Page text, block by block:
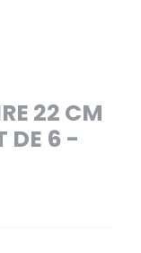
22 CM
DE 6 -